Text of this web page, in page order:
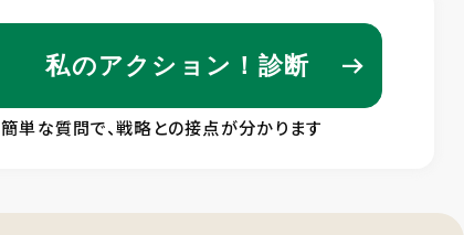
私のアクション！診断
簡単な質問で、戦略との接点が分かります